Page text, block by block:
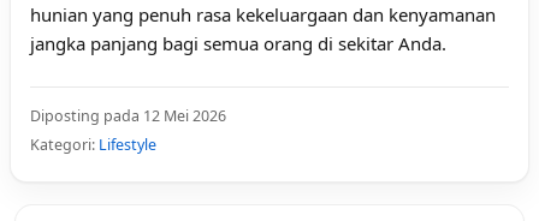
hunian yang penuh rasa kekeluargaan dan kenyamanan
jangka panjang bagi semua orang di sekitar Anda.
Diposting pada 12 Mei 2026
Kategori: Lifestyle